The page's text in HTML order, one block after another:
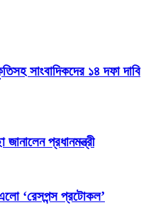
সাংবাদিকদের ১৪ দফা দাবি
প্রধানমন্ত্রী
‘রেসপন্স প্রটোকল’